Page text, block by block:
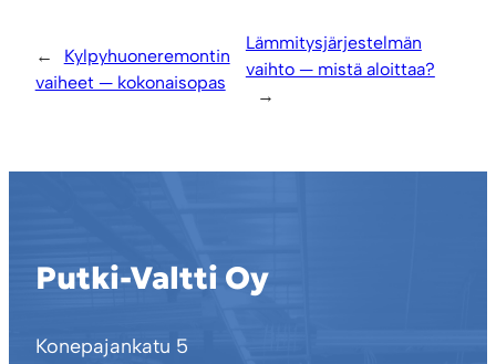
←
Kylpyhuoneremontin
vaiheet — kokonaisopas
Lämmitysjärjestelmän
vaihto — mistä aloittaa?
→
Putki-Valtti Oy
Konepajankatu 5